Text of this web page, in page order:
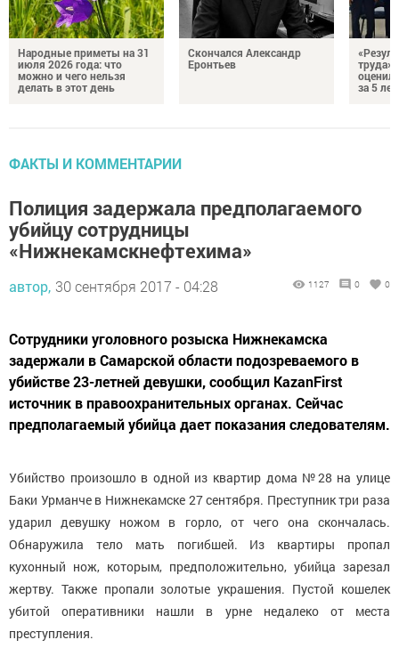
Народные приметы на 31
июля 2026 года: что
можно и чего нельзя
делать в этот день
Скончался Александр
Еронтьев
за 5 лет
ФАКТЫ И КОММЕНТАРИИ
Полиция задержала предполагаемого
убийцу сотрудницы
«Нижнекамскнефтехима»
автор, 30 сентября 2017 - 04:28 1127 0 0
Сотрудники уголовного розыска Нижнекамска
задержали в Самарской области подозреваемого в
убийстве 23-летней девушки, сообщил KazanFirst
источник в правоохранительных органах. Сейчас
предполагаемый убийца дает показания следователям.
Убийство произошло в одной из квартир дома №28 на улице
Баки Урманче в Нижнекамске 27 сентября. Преступник три раза
ударил девушку ножом в горло, от чего она скончалась.
Обнаружила тело мать погибшей. Из квартиры пропал
кухонный нож, которым, предположительно, убийца зарезал
жертву. Также пропали золотые украшения. Пустой кошелек
убитой оперативники нашли в урне недалеко от места
преступления.